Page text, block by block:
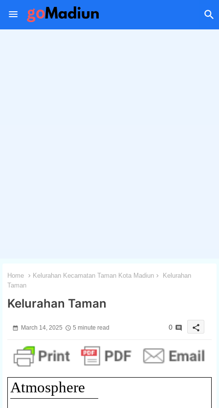
Home Kelurahan Kecamatan Taman Kota Madiun
Kelurahan
Taman
Kelurahan Taman
March 14, 2025 5 minute read 0 share
Atmosphere